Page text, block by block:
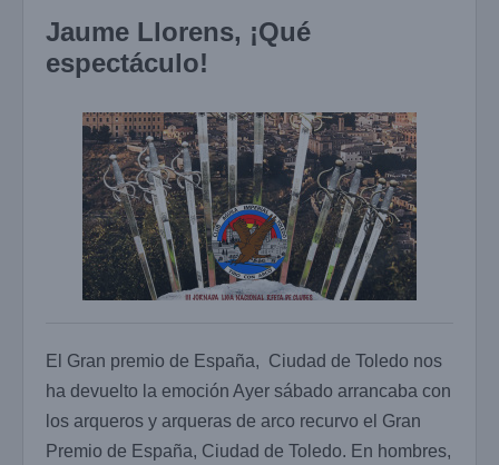
Jaume Llorens, ¡Qué
espectáculo!
El Gran premio de España, Ciudad de Toledo nos
ha devuelto la emoción Ayer sábado arrancaba con
los arqueros y arqueras de arco recurvo el Gran
Premio de España, Ciudad de Toledo. En hombres,